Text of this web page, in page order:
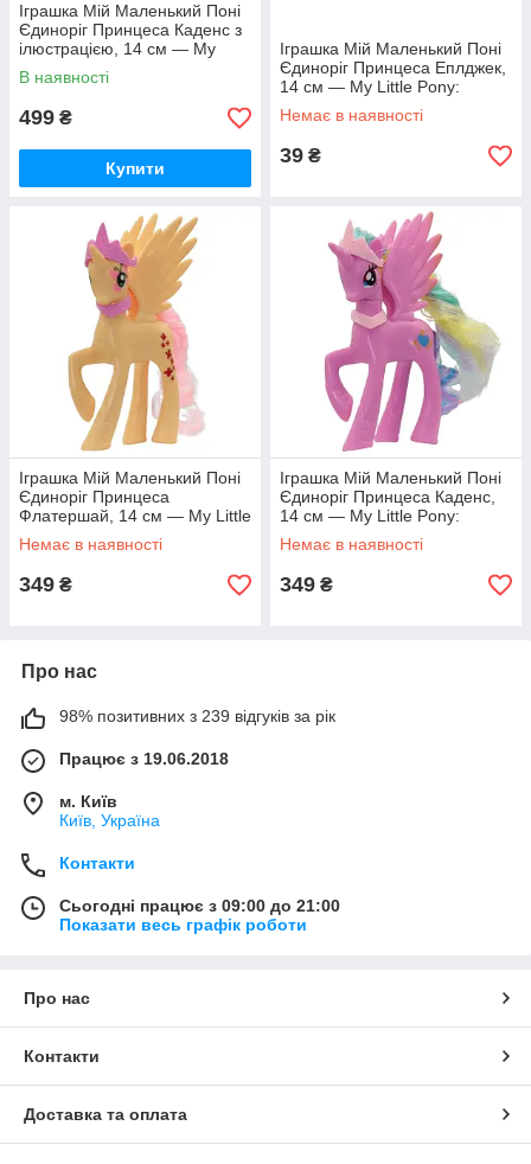
Іграшка Мій Маленький Поні
Єдиноріг Принцеса Каденс з
ілюстрацією, 14 см — My
Little Pony: Princess Cadance
В наявності
499 ₴
Купити
Іграшка Мій Маленький Поні
Єдиноріг Принцеса Еплджек,
14 см — My Little Pony:
Applejack
Немає в наявності
39 ₴
Іграшка Мій Маленький Поні
Єдиноріг Принцеса
Флатершай, 14 см — My Little
Pony: Princess Fluttershy
Немає в наявності
349 ₴
Іграшка Мій Маленький Поні
Єдиноріг Принцеса Каденс,
14 см — My Little Pony:
Princess Cadance
Немає в наявності
349 ₴
Про нас
98% позитивних з 239 відгуків за рік
Працює з 19.06.2018
м. Київ
Київ, Україна
Контакти
Сьогодні працює з 09:00 до 21:00
Показати весь графік роботи
Про нас
Контакти
Доставка та оплата